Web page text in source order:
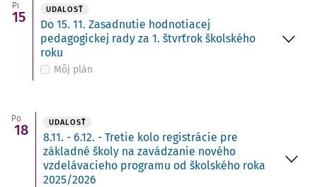
Pi
15 UDALOSŤ
Do 15. 11. Zasadnutie hodnotiacej
pedagogickej rady za 1. štvrťrok školského
roku
Môj plán
Po
18 UDALOSŤ
8.11. - 6.12. - Tretie kolo registrácie pre
základné školy na zavádzanie nového
vzdelávacieho programu od školského roka
2025/2026